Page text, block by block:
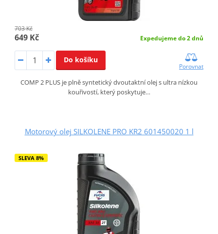
703 Kč
649 Kč Expedujeme do 2 dnů
Do košíku
Porovnat
COMP 2 PLUS je plně syntetický dvoutaktní olej s ultra nízkou
kouřivostí, který poskytuje…
Motorový olej SILKOLENE PRO KR2 601450020 1 l
SLEVA 8%